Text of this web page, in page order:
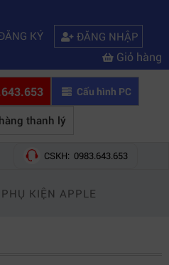
KÝ ĐĂNG NHẬP
Giỏ hàng
Cấu hình PC
thanh lý
CSKH: 0983.643.653
PHỤ KIỆN APPLE